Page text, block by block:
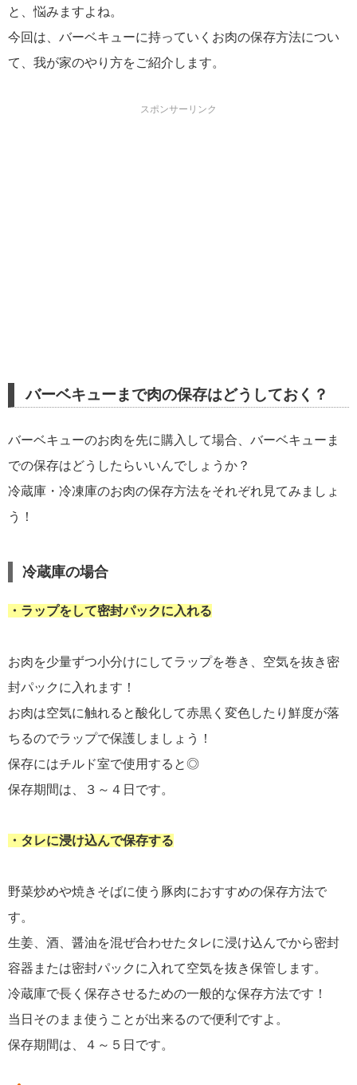
と、悩みますよね。
今回は、バーベキューに持っていくお肉の保存方法につい
て、我が家のやり方をご紹介します。
スポンサーリンク
バーベキューまで肉の保存はどうしておく？
バーベキューのお肉を先に購入して場合、バーベキューま
での保存はどうしたらいいんでしょうか？
冷蔵庫・冷凍庫のお肉の保存方法をそれぞれ見てみましょ
う！
冷蔵庫の場合
・ラップをして密封パックに入れる
お肉を少量ずつ小分けにしてラップを巻き、空気を抜き密
封パックに入れます！
お肉は空気に触れると酸化して赤黒く変色したり鮮度が落
ちるのでラップで保護しましょう！
保存にはチルド室で使用すると◎
保存期間は、３～４日です。
・タレに浸け込んで保存する
野菜炒めや焼きそばに使う豚肉におすすめの保存方法で
す。
生姜、酒、醤油を混ぜ合わせたタレに浸け込んでから密封
容器または密封パックに入れて空気を抜き保管します。
冷蔵庫で長く保存させるための一般的な保存方法です！
当日そのまま使うことが出来るので便利ですよ。
保存期間は、４～５日です。